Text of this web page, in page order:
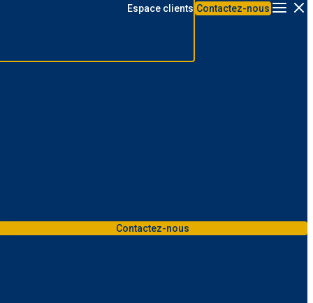
Espace clients Contactez-nous
Contactez-nous